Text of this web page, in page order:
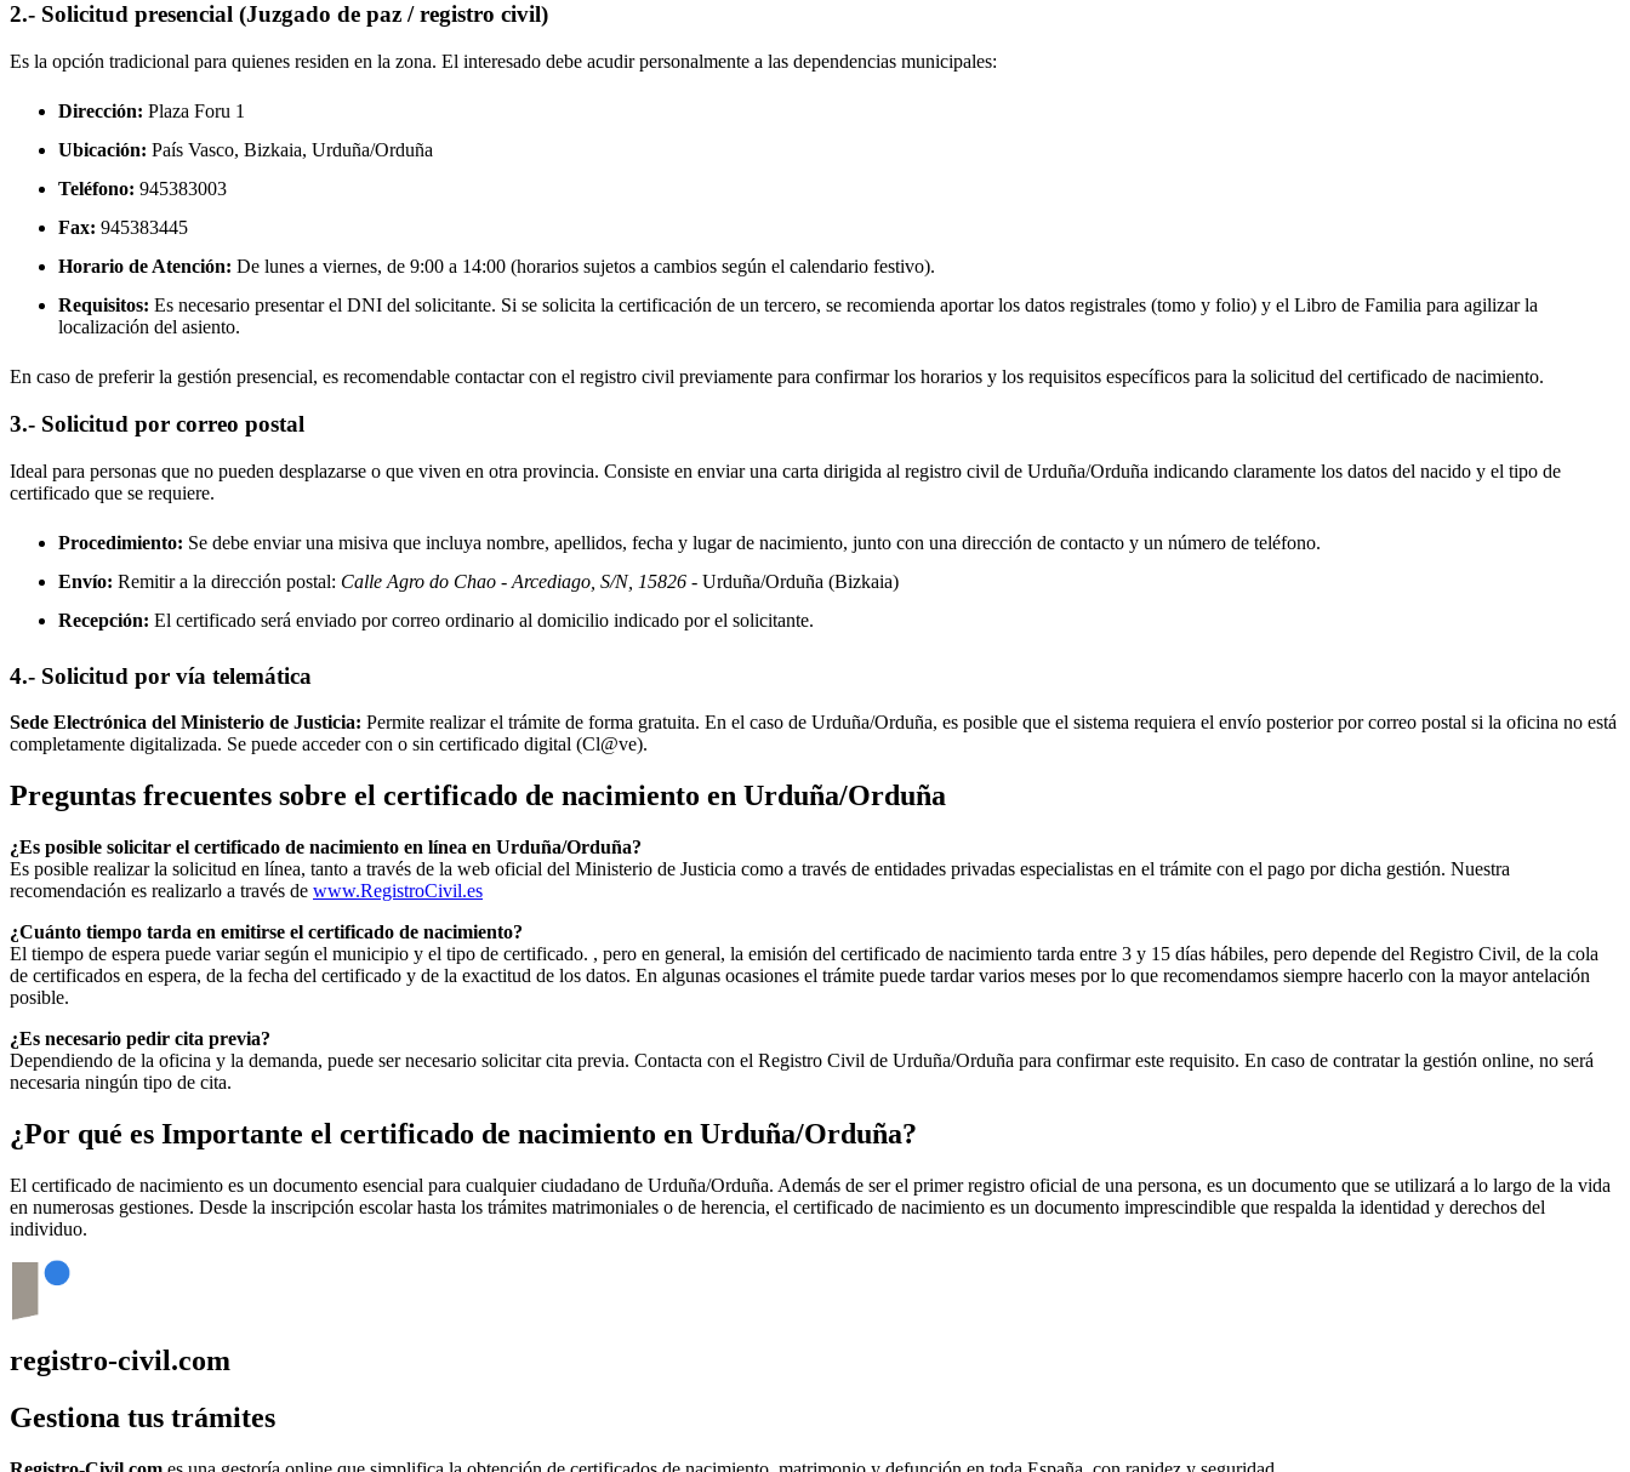
2.- Solicitud presencial (Juzgado de paz / registro civil)
Es la opción tradicional para quienes residen en la zona. El interesado debe acudir personalmente a las dependencias municipales:
Dirección: Plaza Foru 1
Ubicación: País Vasco, Bizkaia, Urduña/Orduña
Teléfono: 945383003
Fax: 945383445
Horario de Atención: De lunes a viernes, de 9:00 a 14:00 (horarios sujetos a cambios según el calendario festivo).
Requisitos: Es necesario presentar el DNI del solicitante. Si se solicita la certificación de un tercero, se recomienda aportar los datos registrales (tomo y folio) y el Libro de Familia para agilizar la
localización del asiento.
En caso de preferir la gestión presencial, es recomendable contactar con el registro civil previamente para confirmar los horarios y los requisitos específicos para la solicitud del certificado de nacimiento.
3.- Solicitud por correo postal
Ideal para personas que no pueden desplazarse o que viven en otra provincia. Consiste en enviar una carta dirigida al registro civil de Urduña/Orduña indicando claramente los datos del nacido y el tipo de
certificado que se requiere.
Procedimiento: Se debe enviar una misiva que incluya nombre, apellidos, fecha y lugar de nacimiento, junto con una dirección de contacto y un número de teléfono.
Envío: Remitir a la dirección postal: Calle Agro do Chao - Arcediago, S/N, 15826 - Urduña/Orduña (Bizkaia)
Recepción: El certificado será enviado por correo ordinario al domicilio indicado por el solicitante.
4.- Solicitud por vía telemática
Sede Electrónica del Ministerio de Justicia: Permite realizar el trámite de forma gratuita. En el caso de Urduña/Orduña, es posible que el sistema requiera el envío posterior por correo postal si la oficina no está
completamente digitalizada. Se puede acceder con o sin certificado digital (Cl@ve).
Preguntas frecuentes sobre el certificado de nacimiento en Urduña/Orduña
¿Es posible solicitar el certificado de nacimiento en línea en Urduña/Orduña?
Es posible realizar la solicitud en línea, tanto a través de la web oficial del Ministerio de Justicia como a través de entidades privadas especialistas en el trámite con el pago por dicha gestión. Nuestra
recomendación es realizarlo a través de www.RegistroCivil.es
¿Cuánto tiempo tarda en emitirse el certificado de nacimiento?
El tiempo de espera puede variar según el municipio y el tipo de certificado. , pero en general, la emisión del certificado de nacimiento tarda entre 3 y 15 días hábiles, pero depende del Registro Civil, de la cola
de certificados en espera, de la fecha del certificado y de la exactitud de los datos. En algunas ocasiones el trámite puede tardar varios meses por lo que recomendamos siempre hacerlo con la mayor antelación
posible.
¿Es necesario pedir cita previa?
Dependiendo de la oficina y la demanda, puede ser necesario solicitar cita previa. Contacta con el Registro Civil de Urduña/Orduña para confirmar este requisito. En caso de contratar la gestión online, no será
necesaria ningún tipo de cita.
¿Por qué es Importante el certificado de nacimiento en Urduña/Orduña?
El certificado de nacimiento es un documento esencial para cualquier ciudadano de Urduña/Orduña. Además de ser el primer registro oficial de una persona, es un documento que se utilizará a lo largo de la vida
en numerosas gestiones. Desde la inscripción escolar hasta los trámites matrimoniales o de herencia, el certificado de nacimiento es un documento imprescindible que respalda la identidad y derechos del
individuo.
registro-civil.com
Gestiona tus trámites